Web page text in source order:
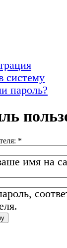
систему
пароль?
*
имя на